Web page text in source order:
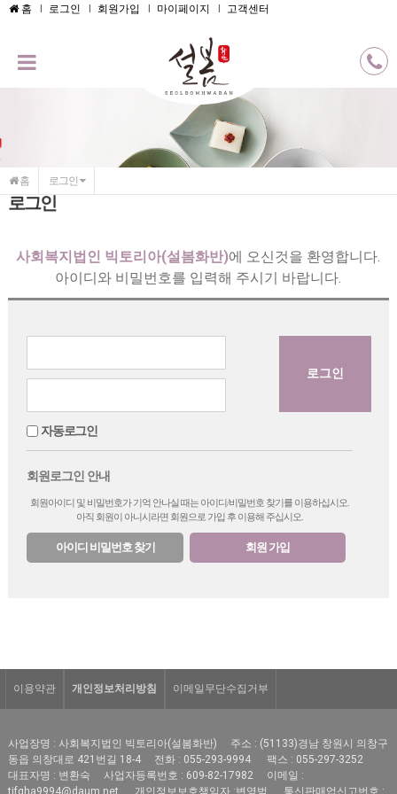
메인콘텐츠 바로가기
홈 로그인 회원가입 마이페이지 고객센터
홈 로그인
로그인
사회복지법인 빅토리아(설봄화반)에 오신것을 환영합니다.
아이디와 비밀번호를 입력해 주시기 바랍니다.
자동로그인
회원로그인 안내
회원아이디 및 비밀번호가 기억 안나실 때는 아이디/비밀번호 찾기를 이용하십시오.
아직 회원이 아니시라면 회원으로 가입 후 이용해 주십시오.
아이디 비밀번호 찾기 회원 가입
이용약관 개인정보처리방침 이메일무단수집거부
사업장명 : 사회복지법인 빅토리아(설봄화반)
주소 : (51133)경남 창원시 의창구
동읍 의창대로 421번길 18-4
전화 : 055-293-9994
팩스 : 055-297-3252
대표자명 : 변환숙
사업자등록번호 : 609-82-17982
이메일 :
tjfqha9994@daum.net
개인정보보호책임자 :변영범 통신판매업신고번호 :